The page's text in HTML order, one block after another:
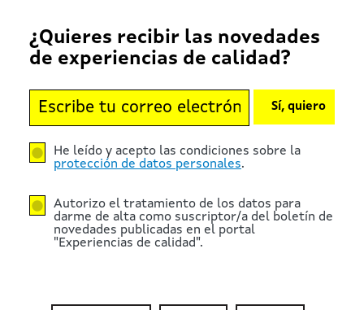
¿Quieres recibir las novedades
de experiencias de calidad?
He leído y acepto las condiciones sobre la
protección de datos personales.
Autorizo el tratamiento de los datos para
darme de alta como suscriptor/a del boletín de
novedades publicadas en el portal
"Experiencias de calidad".
Sí, quiero